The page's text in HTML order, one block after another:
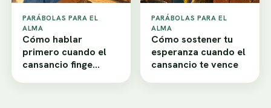
PARÁBOLAS PARA EL
ALMA
Cómo hablar
primero cuando el
cansancio finge
PARÁBOLAS PARA EL
ALMA
Cómo sostener tu
esperanza cuando el
cansancio te vence